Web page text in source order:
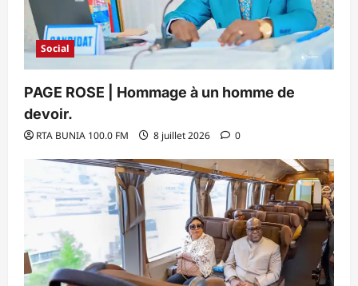
Social
PAGE ROSE | Hommage à un homme de
devoir.
RTA BUNIA 100.0 FM 8 juillet 2026 0